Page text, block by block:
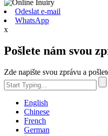
Odeslat e-mail
WhatsApp
x
Pošlete nám svou
Zde napište svou zprávu a
English
Chinese
French
German